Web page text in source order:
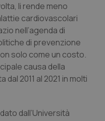
li rende meno
cardiovascolari
nell’agenda di
di prevenzione
solo come un costo.
causa della
2011 al 2021 in molti
dall’Università